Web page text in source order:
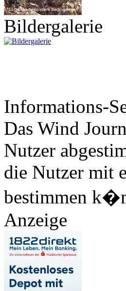
Bildergalerie
Informations-
Das Wind
Nutzer
die Nutzer mit
bestimmen
Anzeige